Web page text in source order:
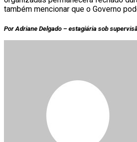
também mencionar que o Governo
Por Adriane Delgado – estagiária sob